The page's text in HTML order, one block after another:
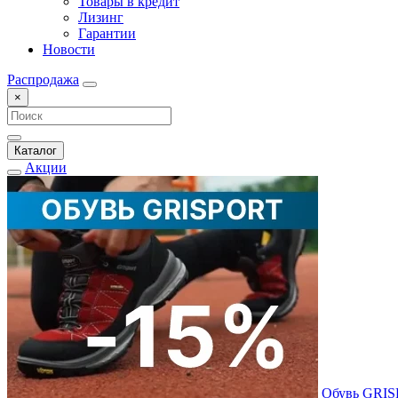
Лизинг
Гарантии
Новости
Распродажа
×
Каталог
Акции
Обувь